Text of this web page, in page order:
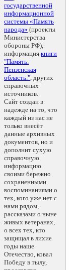
государственной
информационной
системы «Память
народа» (проекты
Министерства
обороны РФ),
информация книги
"Память.
Пензенская
область.", других
справочных
источников.
Сайт создан в
надежде на то, что
каждый из нас не
только внесёт
данные архивных
документов, но и
дополнит сухую
справочную
информацию
своими бережно
сохраненными
воспоминаниями о
тех, кого уже нет с
нами рядом,
рассказами о ныне
живых ветеранах,
о всех тех, кто
защищал в лихие
годы наше
Отечество, ковал
Победу в тылу,